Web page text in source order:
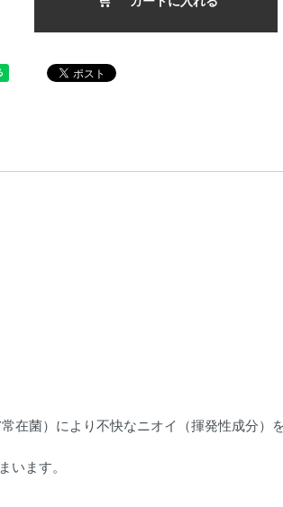
在菌）により不快なニオイ（揮発性成分）
います。